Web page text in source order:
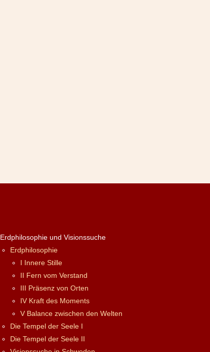
Erdphilosophie und Visionssuche
Erdphilosophie
I Innere Stille
II Fern vom Verstand
III Präsenz von Orten
IV Kraft des Moments
V Balance zwischen den Welten
Die Tempel der Seele I
Die Tempel der Seele II